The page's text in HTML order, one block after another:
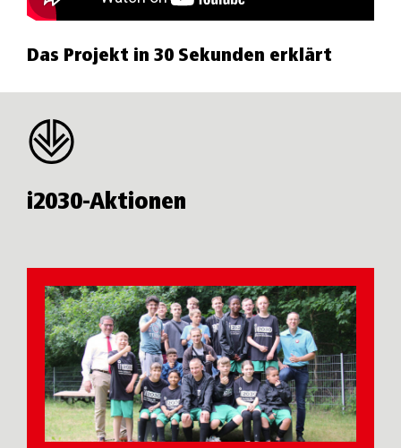
Das Projekt in 30 Sekunden erklärt
i2030-Aktionen